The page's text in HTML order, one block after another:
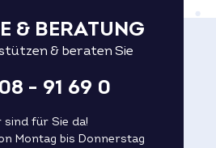
& BERATUNG
& beraten Sie
- 91 69 0
sind für Sie da!
Montag bis Donnerstag